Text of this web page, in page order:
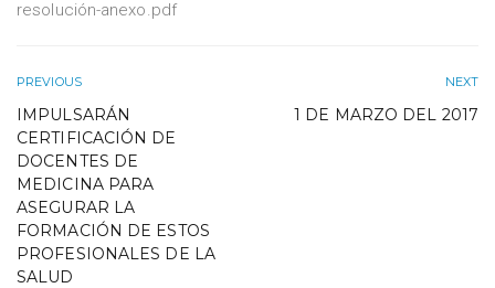
resolución-anexo.pdf
PREVIOUS
IMPULSARÁN
CERTIFICACIÓN DE
DOCENTES DE
MEDICINA PARA
ASEGURAR LA
FORMACIÓN DE ESTOS
PROFESIONALES DE LA
SALUD
NEXT
1 DE MARZO DEL 2017